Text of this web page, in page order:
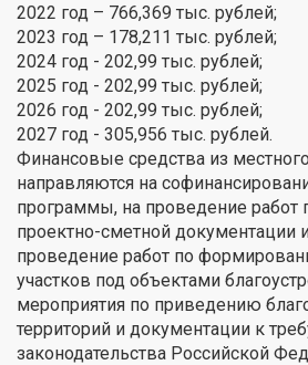
2022 год – 766,369 тыс. рублей;
2023 год – 178,211 тыс. рублей;
2024 год - 202,99 тыс. рублей;
2025 год - 202,99 тыс. рублей;
2026 год - 202,99 тыс. рублей;
2027 год - 305,956 тыс. рублей.
Финансовые средства из
направляются на
программы, на проведение работ
проектно-сметной документации
проведение работ по
участков под объектами
мероприятия по приведению
территорий и документации к
законодательства Российской